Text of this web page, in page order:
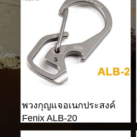
พวงกุญแจอเนกประสงค์
Fenix ​​ALB-20